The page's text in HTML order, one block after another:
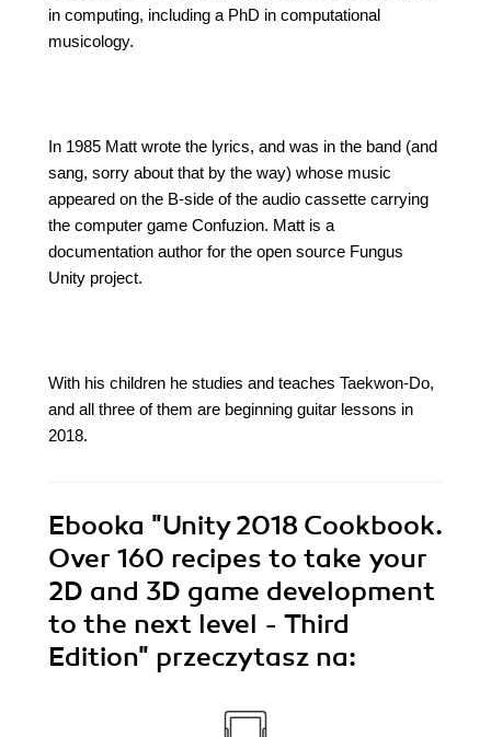
in computing, including a PhD in computational
musicology.
In 1985 Matt wrote the lyrics, and was in the band (and
sang, sorry about that by the way) whose music
appeared on the B-side of the audio cassette carrying
the computer game Confuzion. Matt is a
documentation author for the open source Fungus
Unity project.
With his children he studies and teaches Taekwon-Do,
and all three of them are beginning guitar lessons in
2018.
Ebooka "Unity 2018 Cookbook.
Over 160 recipes to take your
2D and 3D game development
to the next level - Third
Edition" przeczytasz na: